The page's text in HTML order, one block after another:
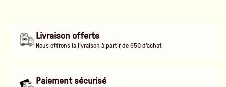
Livraison offerte
Nous offrons la livraison à partir de 65€ d'achat
Paiement sécurisé